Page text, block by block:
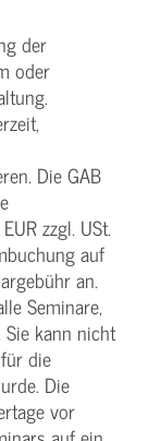
der
oder
Die GAB
zzgl. USt.
auf
an.
Seminare,
kann nicht
die
Die
vor